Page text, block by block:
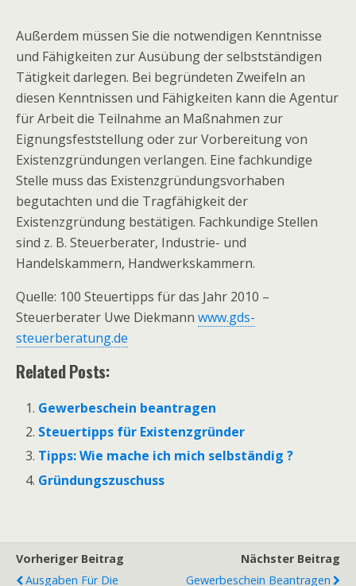
Außerdem müssen Sie die notwendigen Kenntnisse
und Fähigkeiten zur Ausübung der selbstständigen
Tätigkeit darlegen. Bei begründeten Zweifeln an
diesen Kenntnissen und Fähigkeiten kann die Agentur
für Arbeit die Teilnahme an Maßnahmen zur
Eignungsfeststellung oder zur Vorbereitung von
Existenzgründungen verlangen. Eine fachkundige
Stelle muss das Existenzgründungsvorhaben
begutachten und die Tragfähigkeit der
Existenzgründung bestätigen. Fachkundige Stellen
sind z. B. Steuerberater, Industrie- und
Handelskammern, Handwerkskammern.
Quelle: 100 Steuertipps für das Jahr 2010 –
Steuerberater Uwe Diekmann www.gds-
steuerberatung.de
Related Posts:
Gewerbeschein beantragen
Steuertipps für Existenzgründer
Tipps: Wie mache ich mich selbständig ?
Gründungszuschuss
Vorheriger Beitrag
Ausgaben Für Die
Nächster Beitrag
Gewerbeschein Beantragen